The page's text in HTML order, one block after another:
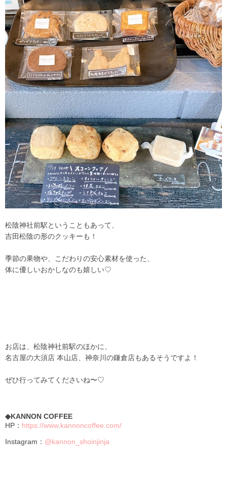
松陰神社前駅ということもあって、
吉田松陰の形のクッキーも！
季節の果物や、こだわりの安心素材を使った、
体に優しいおかしなのも嬉しい♡
お店は、松陰神社前駅のほかに、
名古屋の大須店 本山店、神奈川の鎌倉店もあるそうですよ！
ぜひ行ってみてくださいね〜♡
◆KANNON COFFEE
HP： https://www.kannoncoffee.com/
Instagram： @kannon_shoinjinja